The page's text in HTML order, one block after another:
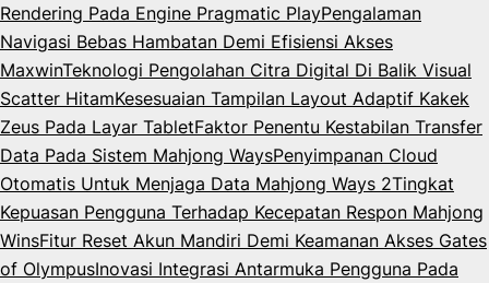
Rendering Pada Engine Pragmatic PlayPengalaman
Navigasi Bebas Hambatan Demi Efisiensi Akses
MaxwinTeknologi Pengolahan Citra Digital Di Balik Visual
Scatter HitamKesesuaian Tampilan Layout Adaptif Kakek
Zeus Pada Layar TabletFaktor Penentu Kestabilan Transfer
Data Pada Sistem Mahjong WaysPenyimpanan Cloud
Otomatis Untuk Menjaga Data Mahjong Ways 2Tingkat
Kepuasan Pengguna Terhadap Kecepatan Respon Mahjong
WinsFitur Reset Akun Mandiri Demi Keamanan Akses Gates
of OlympusInovasi Integrasi Antarmuka Pengguna Pada